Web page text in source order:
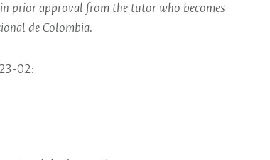
prior approval from the tutor who becomes
de Colombia.
02: